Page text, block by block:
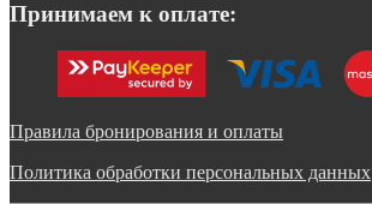
Принимаем к оплате:
Правила бронирования и оплаты
Политика обработки персональных данных